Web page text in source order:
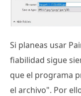
Si planeas usar
fiabilidad sigue
que el programa
el archivo". Por